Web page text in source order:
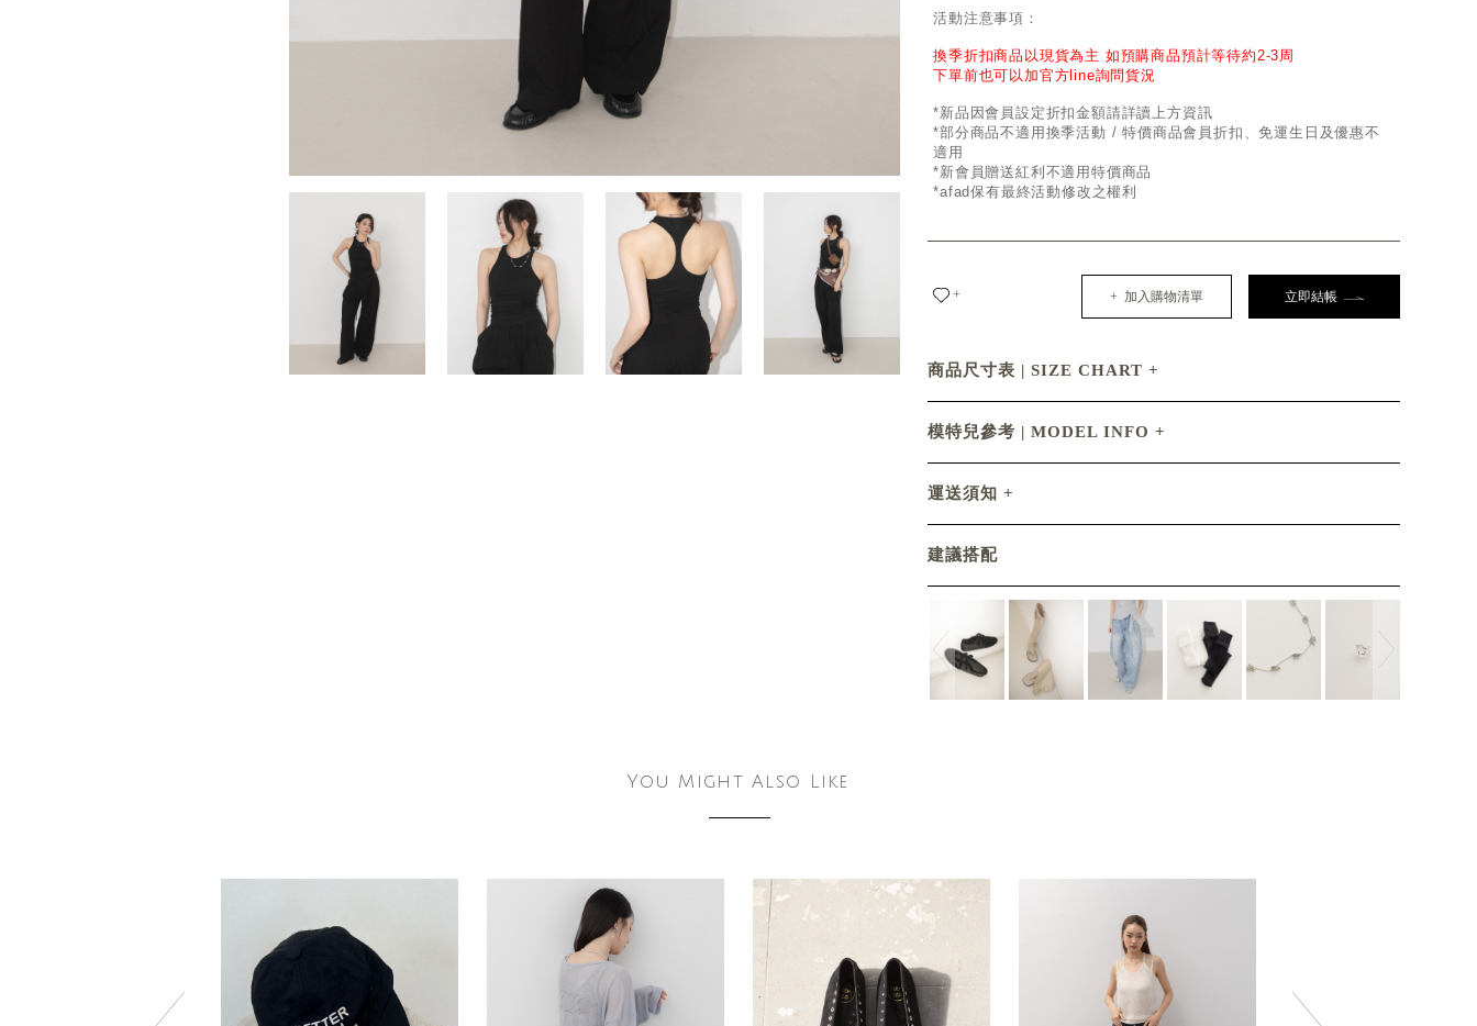
活動注意事項：
換季折扣商品以現貨為主 如預購商品預計等待約2-3周
下單前也可以加官方line詢問貨況
*新品因會員設定折扣金額請詳讀上方資訊
*部分商品不適用換季活動 / 特價商品會員折扣、免運生日及優惠不
適用
*新會員贈送紅利不適用特價商品
*afad保有最終活動修改之權利
+ + 加入購物清單 立即結帳
商品尺寸表 | SIZE CHART
模特兒參考 | MODEL INFO
運送須知
建議搭配
You Might Also Like